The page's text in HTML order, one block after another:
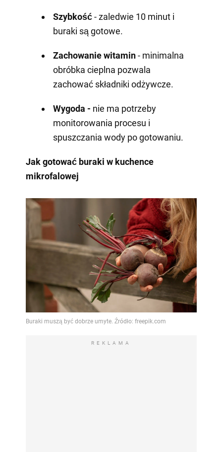
Szybkość- zaledwie 10 minut i
buraki są gotowe.
Zachowanie witamin- minimalna
obróbka cieplna pozwala
zachować składniki odżywcze.
Wygoda - nie ma potrzeby
monitorowania procesu i
spuszczania wody po gotowaniu.
Jak gotować buraki w kuchence
mikrofalowej
REKLAMA